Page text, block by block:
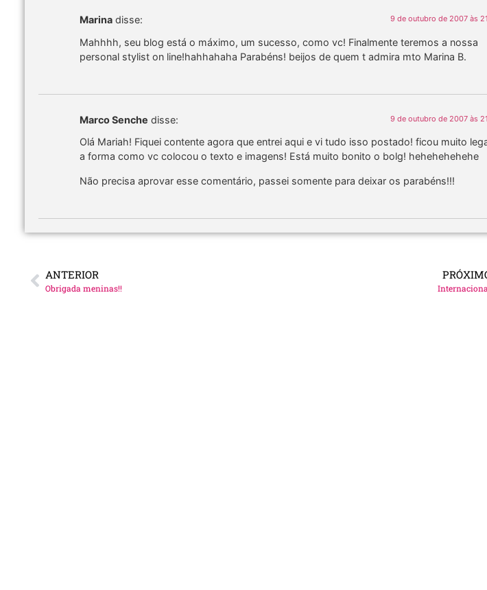
Marina disse: 9 de outubro de 2007 às
Mahhhh, seu blog está o máximo, um sucesso, como vc! Finalmente teremos a nossa
personal stylist on line!hahhahaha Parabéns! beijos de quem t admira mto Marina B.
Marco Senche disse: 9 de outubro de 2007 às
Olá Mariah! Fiquei contente agora que entrei aqui e vi tudo isso postado! ficou muito
a forma como vc colocou o texto e imagens! Está muito bonito o bolg! hehehehehehe
Não precisa aprovar esse comentário, passei somente para deixar os parabéns!!!
ANTERIOR
Obrigada meninas!!